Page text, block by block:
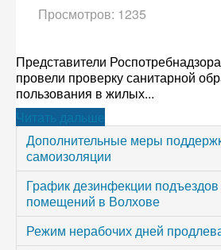
Просмотров: 1235
Представители
провели проверку санитарной
пользования в жилых...
Читать дальше
Дополнительные меры
самоизоляции
График дезинфекции
помещений в Волхове
Режим нерабочих дней